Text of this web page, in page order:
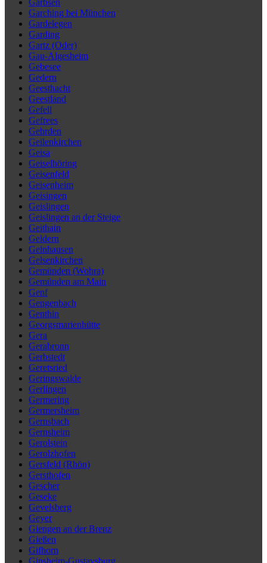
Garbsen
Garching bei München
Gardelegen
Garding
Gartz (Oder)
Gau-Algesheim
Gebesee
Gedern
Geesthacht
Geestland
Gefell
Gefrees
Gehrden
Geilenkirchen
Geisa
Geiselhöring
Geisenfeld
Geisenheim
Geisingen
Geislingen
Geislingen an der Steige
Geithain
Geldern
Gelnhausen
Gelsenkirchen
Gemünden (Wohra)
Gemünden am Main
Genf
Gengenbach
Genthin
Georgsmarienhütte
Gera
Gerabronn
Gerbstedt
Geretsried
Geringswalde
Gerlingen
Germering
Germersheim
Gernsbach
Gernsheim
Gerolstein
Gerolzhofen
Gersfeld (Rhön)
Gersthofen
Gescher
Geseke
Gevelsberg
Geyer
Giengen an der Brenz
Gießen
Gifhorn